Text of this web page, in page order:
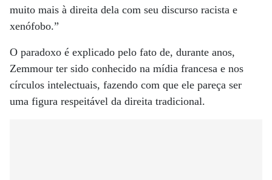
muito mais à direita dela com seu discurso racista e
xenófobo.”
O paradoxo é explicado pelo fato de, durante anos,
Zemmour ter sido conhecido na mídia francesa e nos
círculos intelectuais, fazendo com que ele pareça ser
uma figura respeitável da direita tradicional.